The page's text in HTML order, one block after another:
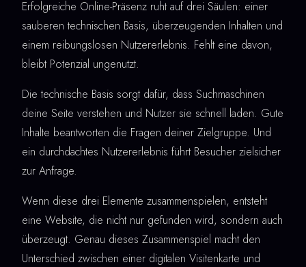
Erfolgreiche Online-Präsenz ruht auf drei Säulen: einer
sauberen technischen Basis, überzeugenden Inhalten und
einem reibungslosen Nutzererlebnis. Fehlt eine davon,
bleibt Potenzial ungenutzt.
Die technische Basis sorgt dafür, dass Suchmaschinen
deine Seite verstehen und Nutzer sie schnell laden. Gute
Inhalte beantworten die Fragen deiner Zielgruppe. Und
ein durchdachtes Nutzererlebnis führt Besucher zielsicher
zur Anfrage.
Wenn diese drei Elemente zusammenspielen, entsteht
eine Website, die nicht nur gefunden wird, sondern auch
überzeugt. Genau dieses Zusammenspiel macht den
Unterschied zwischen einer digitalen Visitenkarte und